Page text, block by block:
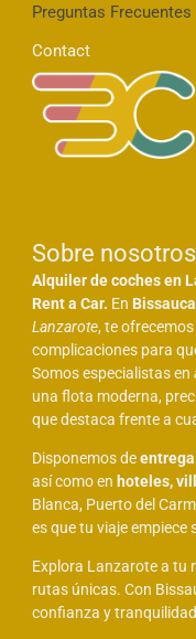
Preguntas Frecuentes
Contact
Sobre nosotros
Alquiler de coches en
Rent a Car. En
Lanzarote, te
complicaciones para
Somos especialistas en
una flota moderna,
que destaca frente a
Disponemos de
así como en hoteles,
Blanca, Puerto del
es que tu viaje empiece
Explora Lanzarote a tu
rutas únicas. Con
confianza y